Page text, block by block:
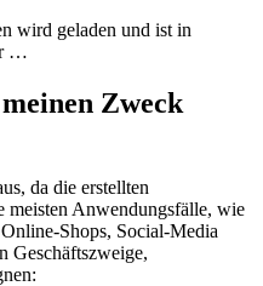
wird geladen und ist in
…
Zweck
da die erstellten
meisten Anwendungsfälle, wie
Shops, Social-Media
Geschäftszweige,